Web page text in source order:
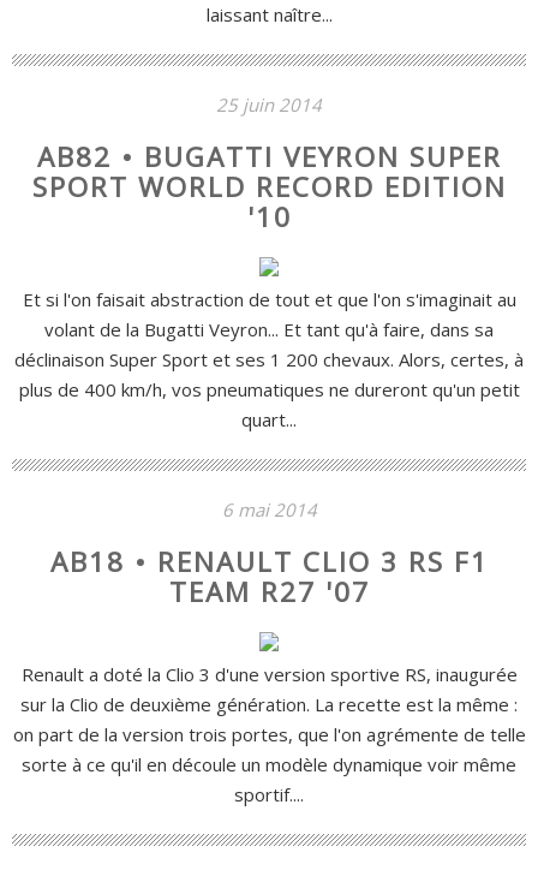
laissant naître...
25 juin 2014
AB82 • BUGATTI VEYRON SUPER
SPORT WORLD RECORD EDITION
'10
Et si l'on faisait abstraction de tout et que l'on s'imaginait au
volant de la Bugatti Veyron... Et tant qu'à faire, dans sa
déclinaison Super Sport et ses 1 200 chevaux. Alors, certes, à
plus de 400 km/h, vos pneumatiques ne dureront qu'un petit
quart...
6 mai 2014
AB18 • RENAULT CLIO 3 RS F1
TEAM R27 '07
Renault a doté la Clio 3 d'une version sportive RS, inaugurée
sur la Clio de deuxième génération. La recette est la même :
on part de la version trois portes, que l'on agrémente de telle
sorte à ce qu'il en découle un modèle dynamique voir même
sportif....